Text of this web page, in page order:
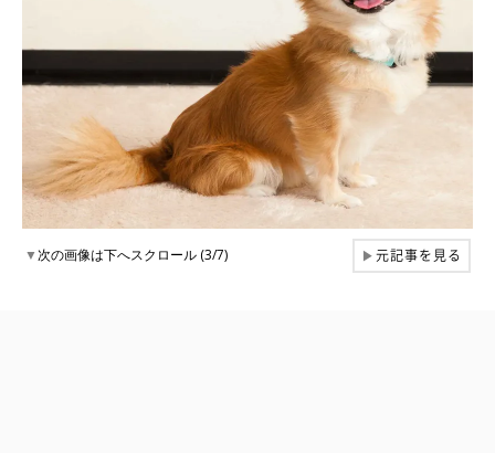
▼次の画像は下へスクロール (3/7) ▶元記事を見る